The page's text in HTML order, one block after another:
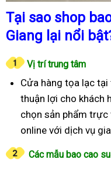
Tại sao shop
Giang lại nổi
Vị trí trung tâm
Cửa hàng tọa lạc
thuận lợi cho khách
chọn sản phẩm
online với dịch vụ
Các mẫu bao cao